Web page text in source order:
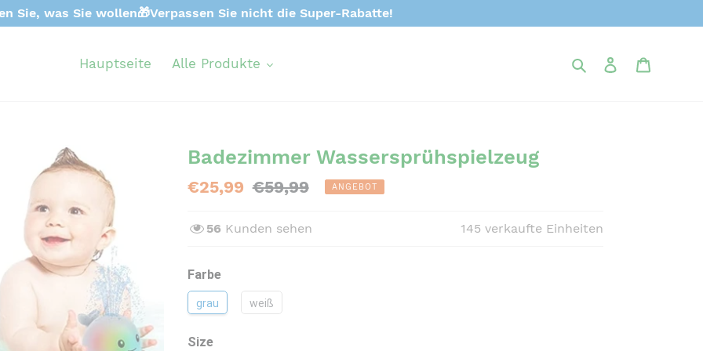
Sie, was Sie wollen🎁Verpassen Sie nicht die Super-Rabatte!
Hauptseite Alle Produkte SuchenEinloggen
Badezimmer Wassersprühspielzeug
Sonderpreis
€25,99 Normaler
€59,99 ANGEBOT
56 Kunden sehen 145 verkaufte Einheiten
Farbe
grau weiß
Size